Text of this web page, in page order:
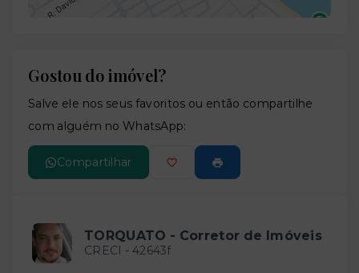
Gostou do imóvel?
Salve ele nos seus favoritos ou então compartilhe
com alguém no WhatsApp:
Compartilhar
TORQUATO - Corretor de Imóveis
CRECI - 42643f